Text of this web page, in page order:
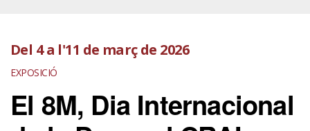
Del 4 a l'11 de març de 2026
EXPOSICIÓ
El 8M, Dia Internacional